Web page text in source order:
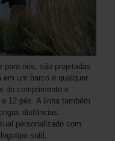
para nós, são projetadas
um barco e qualquer
do comprimento e
12 pés. A linha também
distâncias.
personalizado com
sutil,